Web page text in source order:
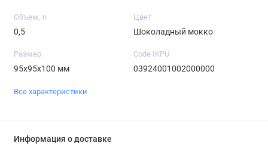
Объем, л
0,5
Цвет
Шоколадный мокко
Размер
95х95х100 мм
Code IKPU
03924001002000000
Все характеристики
Информация о доставке